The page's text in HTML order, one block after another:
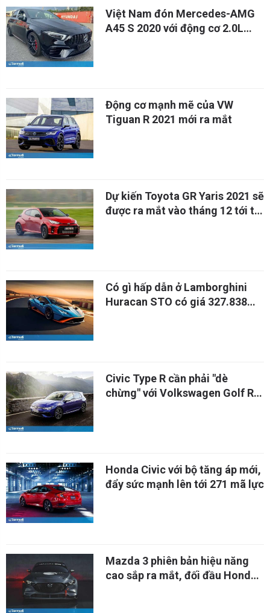
Việt Nam đón Mercedes-AMG
A45 S 2020 với động cơ 2.0L
Động cơ mạnh mẽ của VW
Tiguan R 2021 mới ra mắt
Dự kiến Toyota GR Yaris 2021 sẽ
được ra mắt vào tháng 12 tới tại
Có gì hấp dẫn ở Lamborghini
Huracan STO có giá 327.838
Civic Type R cần phải "dè
chừng" với Volkswagen Golf R
Honda Civic với bộ tăng áp mới,
đẩy sức mạnh lên tới 271 mã lực
Mazda 3 phiên bản hiệu năng
cao sắp ra mắt, đối đầu Honda